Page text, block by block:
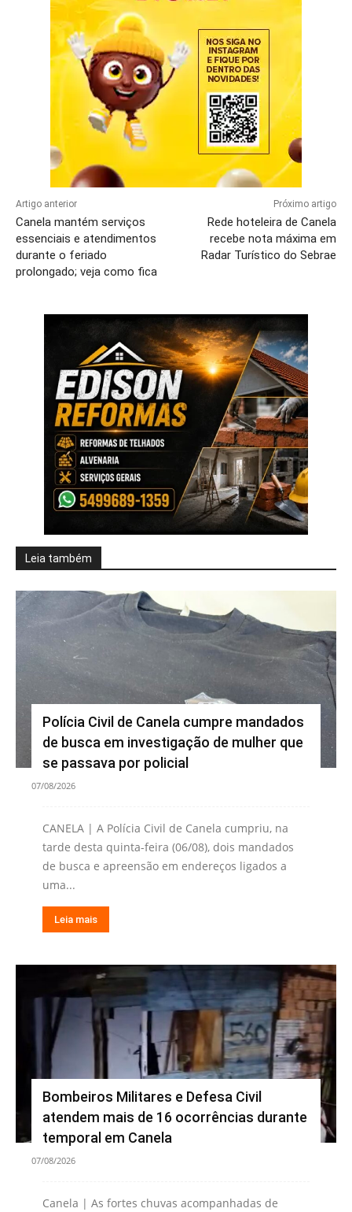
Artigo anterior
Canela mantém serviços
essenciais e atendimentos
durante o feriado
prolongado; veja como fica
Próximo artigo
Rede hoteleira de Canela
recebe nota máxima em
Radar Turístico do Sebrae
Leia também
Polícia Civil de Canela cumpre mandados
de busca em investigação de mulher que
se passava por policial
07/08/2026
CANELA | A Polícia Civil de Canela cumpriu, na
tarde desta quinta-feira (06/08), dois mandados
de busca e apreensão em endereços ligados a
uma...
Leia mais
Bombeiros Militares e Defesa Civil
atendem mais de 16 ocorrências durante
temporal em Canela
07/08/2026
Canela | As fortes chuvas acompanhadas de